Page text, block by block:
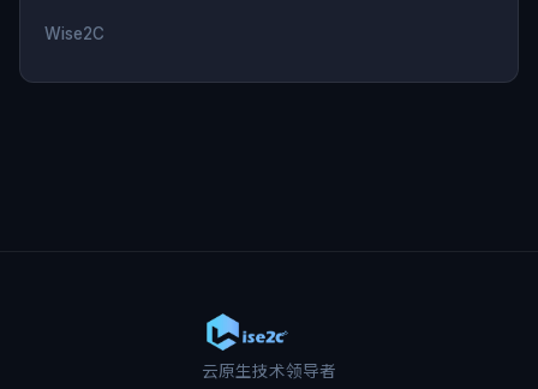
Wise2C
云原生技术领导者